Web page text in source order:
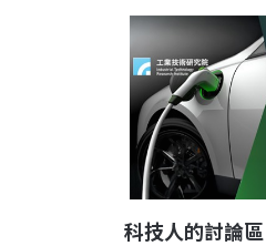
科技人的討論區